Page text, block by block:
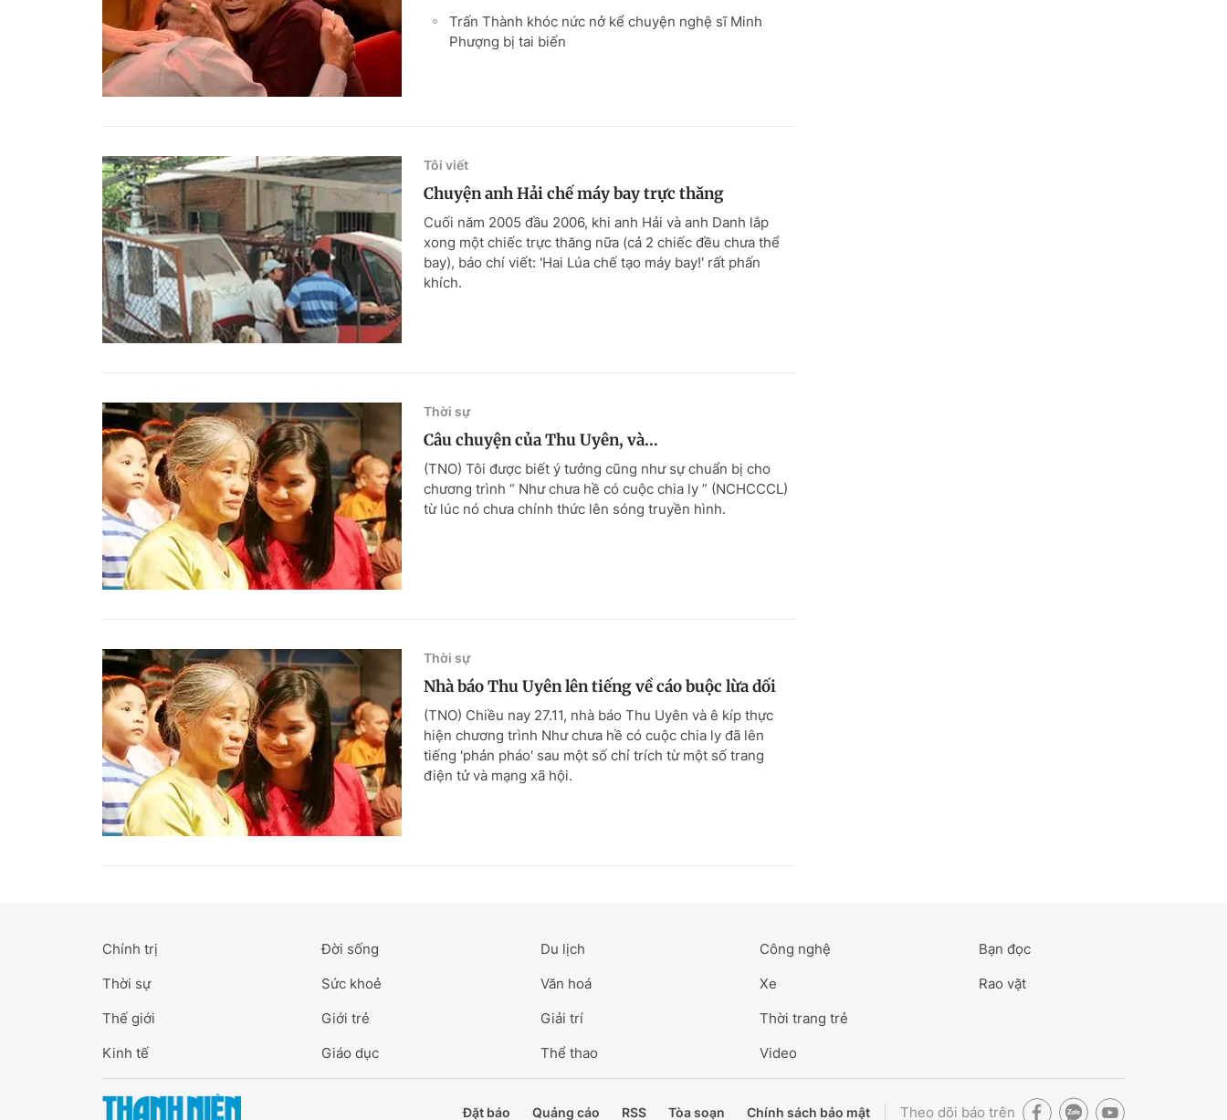
Trấn Thành khóc nức nở kể chuyện nghệ sĩ Minh
Phượng bị tai biến
Tôi viết
Chuyện anh Hải chế máy bay trực thăng
Cuối năm 2005 đầu 2006, khi anh Hải và anh Danh lắp
xong một chiếc trực thăng nữa (cả 2 chiếc đều chưa thể
bay), báo chí viết: 'Hai Lúa chế tạo máy bay!' rất phấn
khích.
Thời sự
Câu chuyện của Thu Uyên, và…
(TNO) Tôi được biết ý tưởng cũng như sự chuẩn bị cho
chương trình “ Như chưa hề có cuộc chia ly ” (NCHCCCL)
từ lúc nó chưa chính thức lên sóng truyền hình.
Thời sự
Nhà báo Thu Uyên lên tiếng về cáo buộc lừa dối
(TNO) Chiều nay 27.11, nhà báo Thu Uyên và ê kíp thực
hiện chương trình Như chưa hề có cuộc chia ly đã lên
tiếng 'phản pháo' sau một số chỉ trích từ một số trang
điện tử và mạng xã hội.
Chính trị
Thời sự
Thế giới
Kinh tế
Đời sống
Sức khoẻ
Giới trẻ
Giáo dục
Du lịch
Văn hoá
Giải trí
Thể thao
Công nghệ
Xe
Thời trang trẻ
Video
Bạn đọc
Rao vặt
Đặt báo Quảng cáo RSS Tòa soạn Chính sách bảo mật Theo dõi báo trên